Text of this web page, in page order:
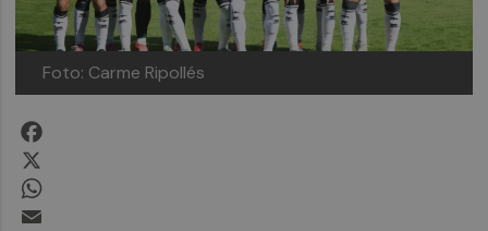
Foto: Carme Ripollés